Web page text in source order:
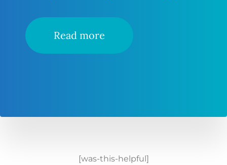
Read more
[was-this-helpful]